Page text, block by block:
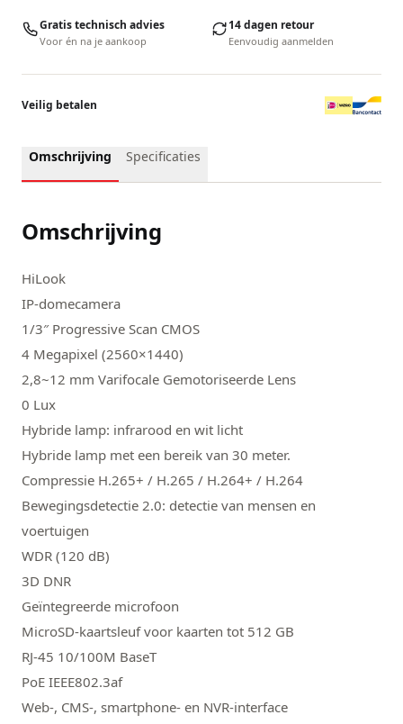
Gratis technisch advies
Voor én na je aankoop
14 dagen retour
Eenvoudig aanmelden
Veilig betalen
Omschrijving Specificaties
Omschrijving
HiLook
IP-domecamera
1/3″ Progressive Scan CMOS
4 Megapixel (2560×1440)
2,8~12 mm Varifocale Gemotoriseerde Lens
0 Lux
Hybride lamp: infrarood en wit licht
Hybride lamp met een bereik van 30 meter.
Compressie H.265+ / H.265 / H.264+ / H.264
Bewegingsdetectie 2.0: detectie van mensen en
voertuigen
WDR (120 dB)
3D DNR
Geïntegreerde microfoon
MicroSD-kaartsleuf voor kaarten tot 512 GB
RJ-45 10/100M BaseT
PoE IEEE802.3af
Web-, CMS-, smartphone- en NVR-interface